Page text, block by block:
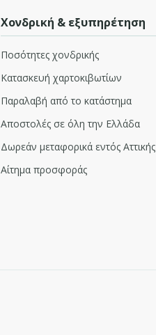
Χονδρική & εξυπηρέτηση
Ποσότητες χονδρικής
Κατασκευή χαρτοκιβωτίων
Παραλαβή από το κατάστημα
Αποστολές σε όλη την Ελλάδα
Δωρεάν μεταφορικά εντός Αττικής
Αίτημα προσφοράς